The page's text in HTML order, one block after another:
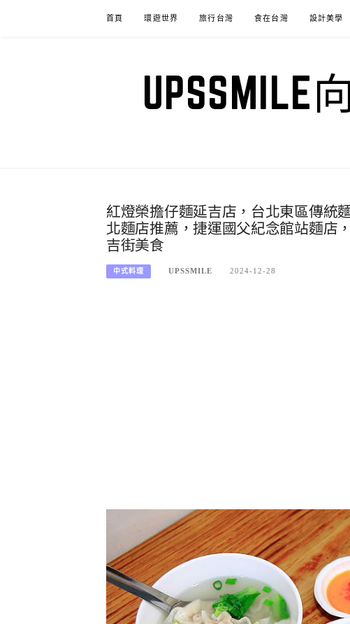
首頁 環遊世界 旅行台灣 食在台灣 設計美學
紅燈榮擔仔麵延吉店，台北東區傳統
北麵店推薦，捷運國父紀念館站麵店
吉街美食
中式料理 UPSSMILE 2024-12-28